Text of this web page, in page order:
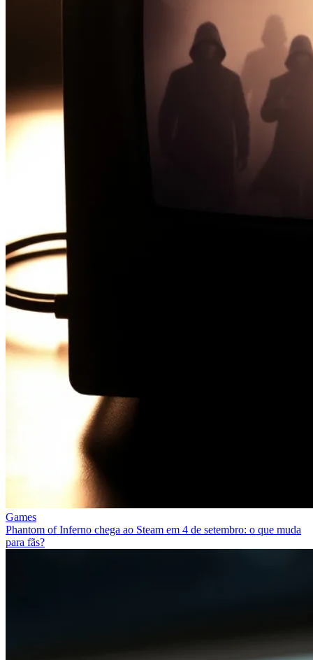
Games
Phantom of Inferno chega ao Steam em 4 de setembro: o que muda
para fãs?